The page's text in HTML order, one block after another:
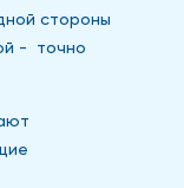
стороны
- точно